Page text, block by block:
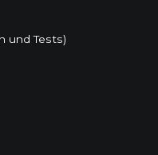
und Tests)